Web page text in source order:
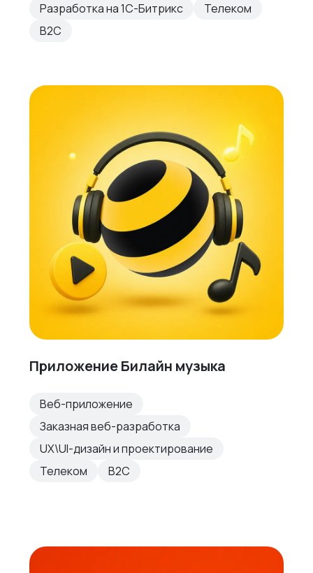
Разработка на 1С-Битрикс
Телеком
B2C
Приложение Билайн музыка
Веб-приложение
Заказная веб-разработка
UX\UI-дизайн и проектирование
Телеком
B2C